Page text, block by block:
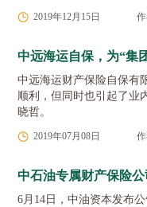
2019年12月15日
中远海运自保，为“
中远海运财产保险自保有
顺利，但同时也引起了业
晓哲。
2019年07月08日
中石油专属财产保险
6月14日，中油资本发布